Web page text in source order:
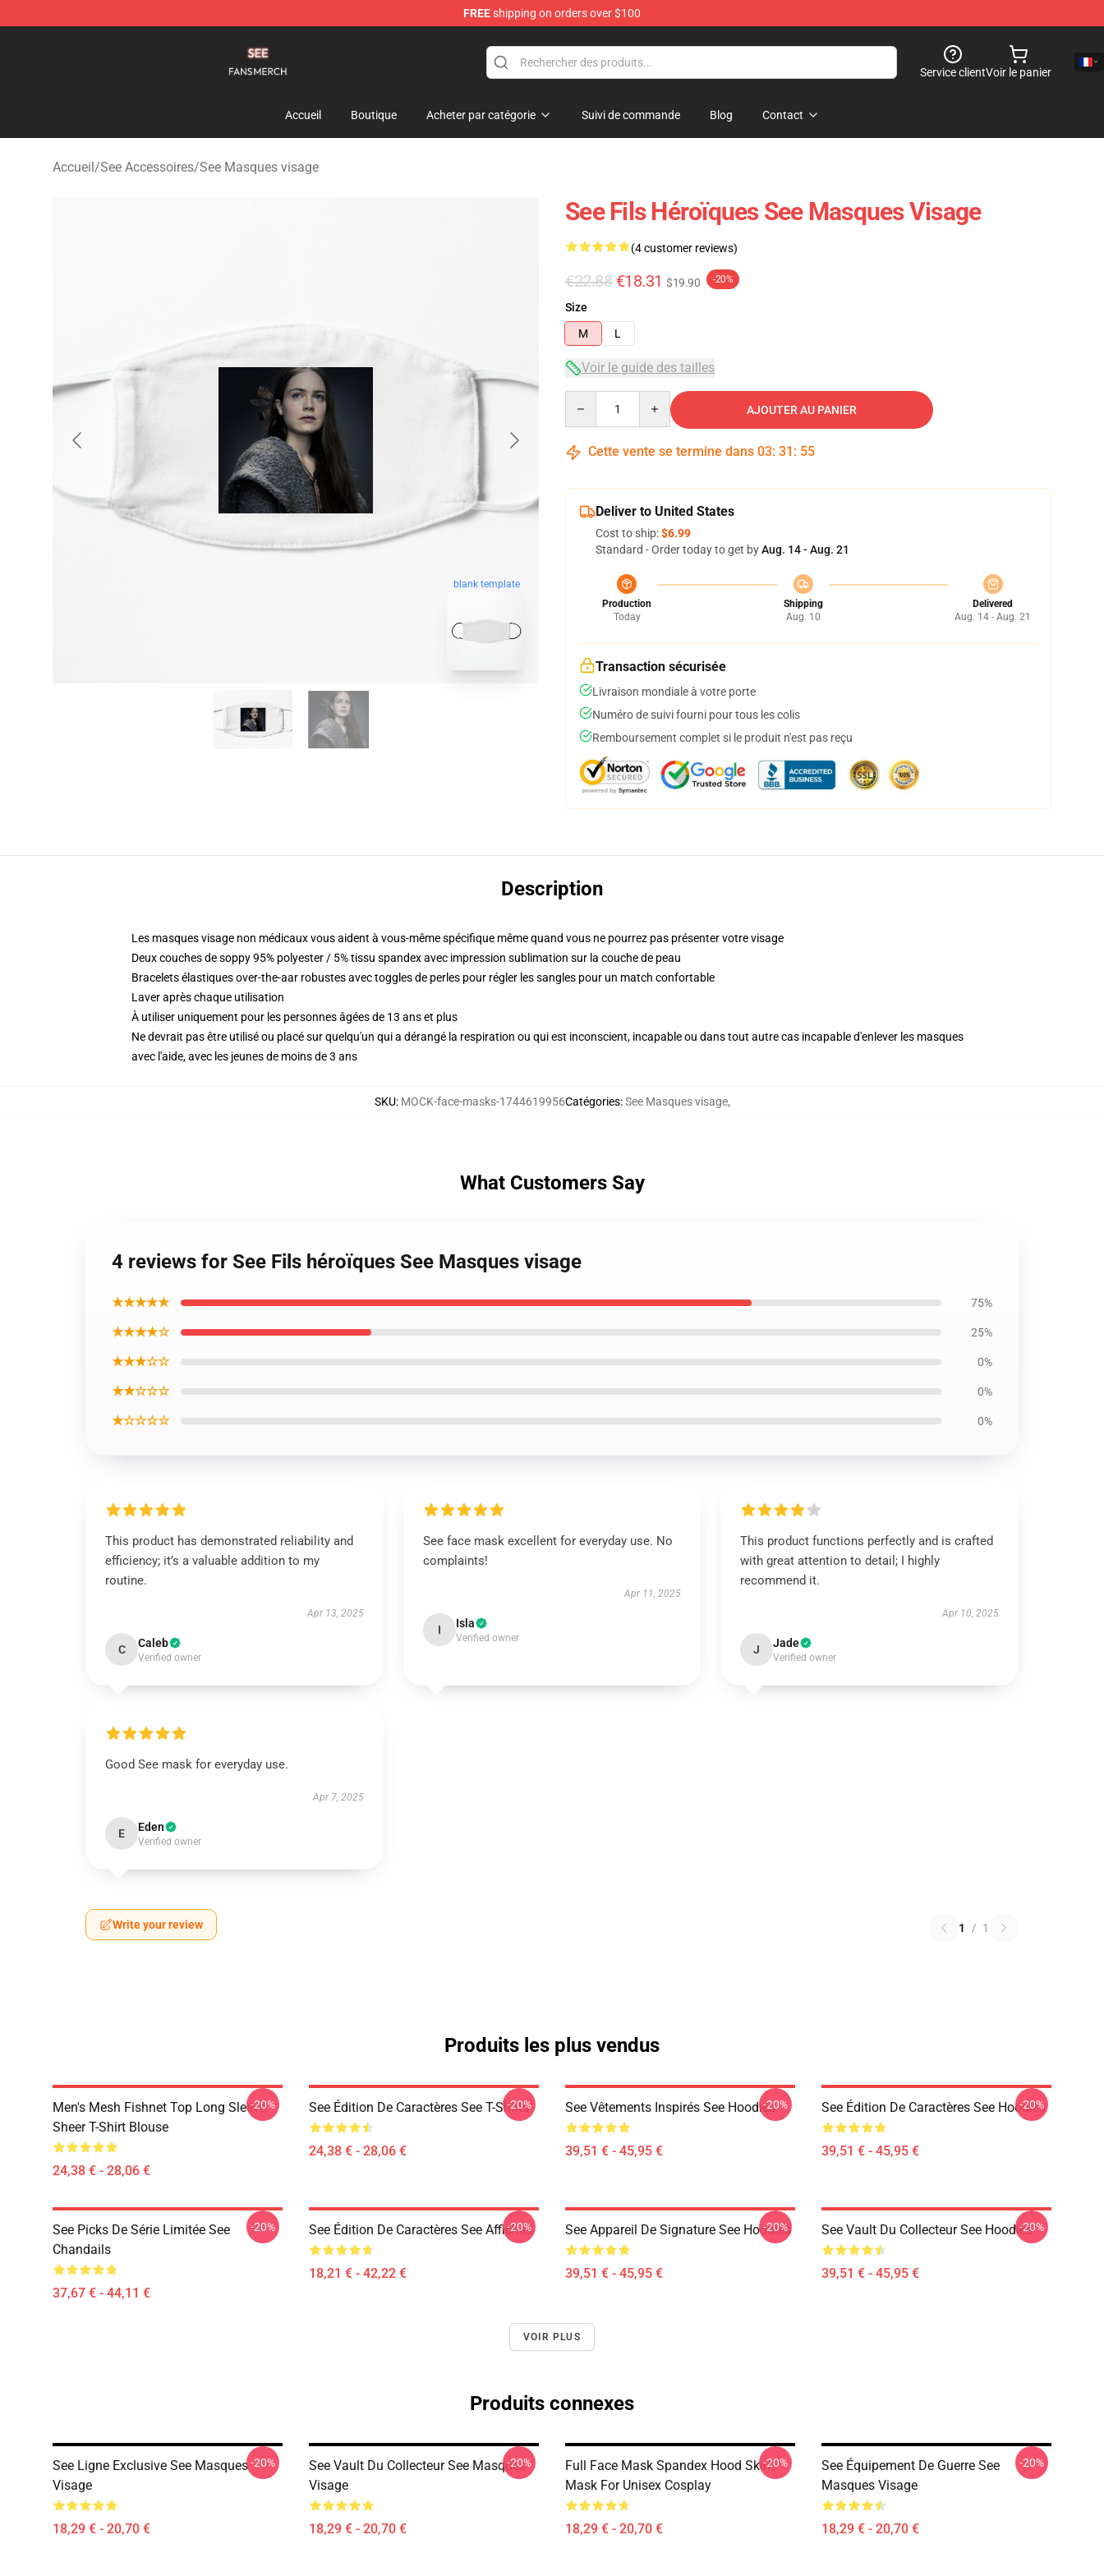
FREEshipping on orders over $100
Service clientVoir le panier
Accueil Boutique Acheter par catégorie Suivi de commande Blog Contact
Accueil/See Accessoires/See Masques visage
blank template
See Fils Héroïques See Masques Visage
(4 customer reviews)
€22.88 €18.31 $19.90 -20%
Size
M
L
Voir le guide des tailles
AJOUTER AU PANIER
Cette vente se termine dans 03: 31 : 54
Deliver to United States
Cost to ship:$6.99
Standard - Order today to get byAug. 14 - Aug. 21
Production
Today
Shipping
Aug. 10
Delivered
Aug. 14 - Aug. 21
Transaction sécurisée
Livraison mondiale à votre porte
Numéro de suivi fourni pour tous les colis
Remboursement complet si le produit n'est pas reçu
Description
Les masques visage non médicaux vous aident à vous-même spécifique même quand vous ne pourrez pas présenter votre visage
Deux couches de soppy 95% polyester / 5% tissu spandex avec impression sublimation sur la couche de peau
Bracelets élastiques over-the-aar robustes avec toggles de perles pour régler les sangles pour un match confortable
Laver après chaque utilisation
À utiliser uniquement pour les personnes âgées de 13 ans et plus
Ne devrait pas être utilisé ou placé sur quelqu'un qui a dérangé la respiration ou qui est inconscient, incapable ou dans tout autre cas incapable d'enlever les masques
avec l'aide, avec les jeunes de moins de 3 ans
SKU: MOCK-face-masks-1744619956Catégories:See Masques visage,
What Customers Say
4 reviews for See Fils héroïques See Masques visage
★★★★★ 75%
★★★★☆ 25%
★★★☆☆ 0%
★★☆☆☆ 0%
★☆☆☆☆ 0%
This product has demonstrated reliability and
efficiency; it’s a valuable addition to my
routine.
Apr 13, 2025
C Caleb
Verified owner
See face mask excellent for everyday use. No
complaints!
Apr 11, 2025
I Isla
Verified owner
This product functions perfectly and is crafted
with great attention to detail; I highly
recommend it.
Apr 10, 2025
J Jade
Verified owner
Good See mask for everyday use.
Apr 7, 2025
E Eden
Verified owner
Write your review 1 / 1
Produits les plus vendus
Men's Mesh Fishnet Top Long Sleeve
Sheer T-Shirt Blouse
24,38 € - 28,06 €
-20% See Édition De Caractères See T-Shirts
24,38 € - 28,06 €
-20% See Vêtements Inspirés See Hoodies
39,51 € - 45,95 €
-20% See Édition De Caractères See Hoodies
39,51 € - 45,95 €
-20%
See Picks De Série Limitée See
Chandails
37,67 € - 44,11 €
-20% See Édition De Caractères See Affiches
18,21 € - 42,22 €
-20% See Appareil De Signature See Hoodies
39,51 € - 45,95 €
-20% See Vault Du Collecteur See Hoodies
39,51 € - 45,95 €
-20%
VOIR PLUS
Produits connexes
See Ligne Exclusive See Masques
Visage
18,29 € - 20,70 €
-20%
See Vault Du Collecteur See Masques
Visage
18,29 € - 20,70 €
-20%
Full Face Mask Spandex Hood Skin
Mask For Unisex Cosplay
18,29 € - 20,70 €
-20%
See Équipement De Guerre See
Masques Visage
18,29 € - 20,70 €
-20%